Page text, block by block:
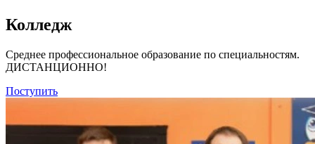
Колледж
Среднее профессиональное образование по специальностям.
ДИСТАНЦИОННО!
Поступить